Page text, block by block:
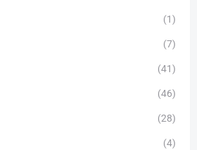
(1)
(7)
(41)
(46)
(28)
(4)